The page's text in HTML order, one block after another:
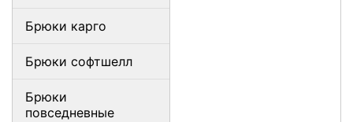
Брюки карго
Брюки софтшелл
Брюки
повседневные